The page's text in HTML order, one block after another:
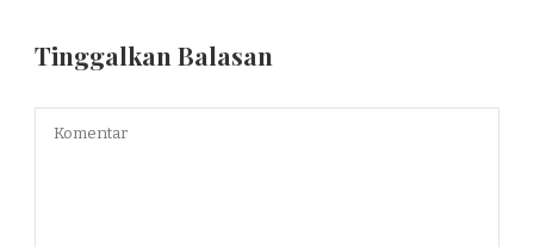
Tinggalkan Balasan